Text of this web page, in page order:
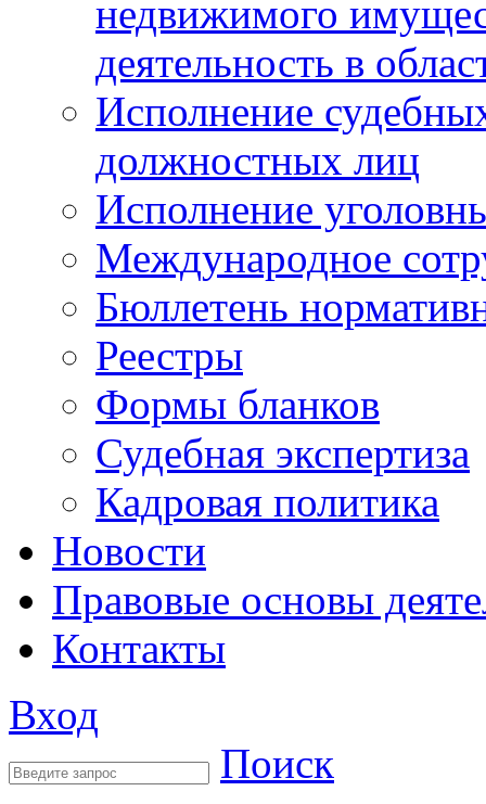
недвижимого
деятельность в
Исполнение
должностных лиц
Исполнение
Международное
Бюллетень
Реестры
Формы бланков
Судебная экспертиза
Кадровая политика
Новости
Правовые основы
Контакты
Вход
Поиск